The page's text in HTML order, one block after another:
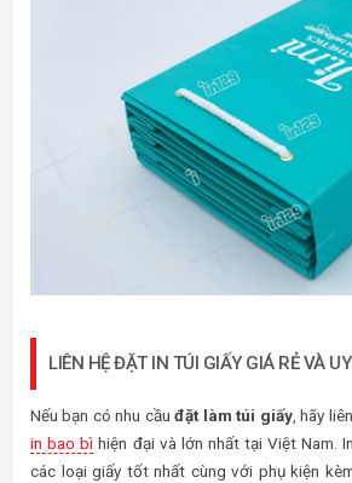
LIÊN HỆ ĐẶT IN TÚI GIẤY GIÁ RẺ VÀ
Nếu bạn có nhu cầuđặt làm túi giấy, hãy
in bao bì hiện đại và lớn nhất tại Việt Nam.
các loại giấy tốt nhất cùng với phụ kiện